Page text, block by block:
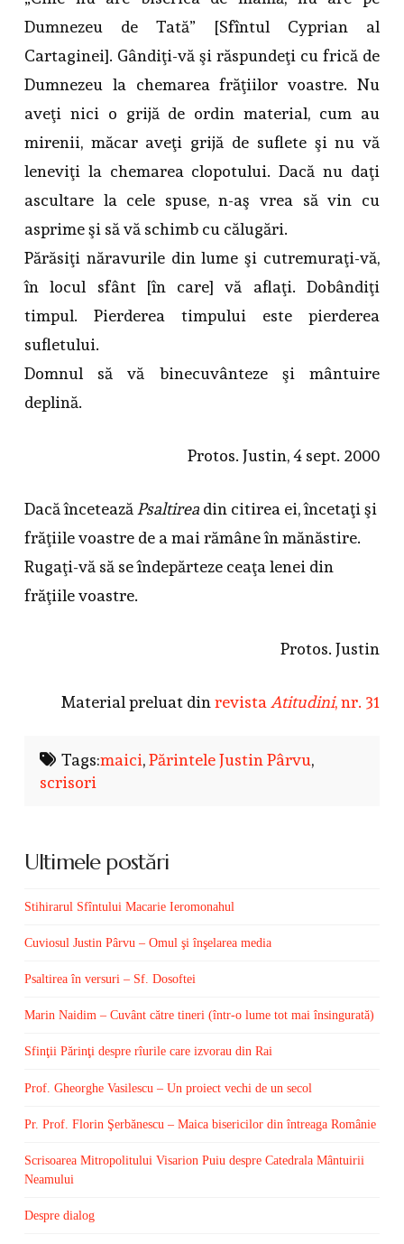
Dumnezeu de Tată” [Sfîntul Cyprian al
Cartaginei]. Gândiţi-vă şi răspundeţi cu frică de
Dumnezeu la chemarea frăţiilor voastre. Nu
aveţi nici o grijă de ordin material, cum au
mirenii, măcar aveţi grijă de suflete şi nu vă
leneviţi la chemarea clopotului. Dacă nu daţi
ascultare la cele spuse, n-aş vrea să vin cu
asprime şi să vă schimb cu călugări.
Părăsiţi năravurile din lume şi cutremuraţi-vă,
în locul sfânt [în care] vă aflaţi. Dobândiţi
timpul. Pierderea timpului este pierderea
sufletului.
Domnul să vă binecuvânteze şi mântuire
deplină.
Protos. Justin, 4 sept. 2000
Dacă încetează Psaltireadin citirea ei, încetaţi şi
frăţiile voastre de a mai rămâne în mănăstire.
Rugaţi-vă să se îndepărteze ceaţa lenei din
frăţiile voastre.
Protos. Justin
Material preluat dinrevista Atitudini, nr. 31
Tags:maici,Părintele Justin Pârvu,
scrisori
Ultimele postări
Stihirarul Sfîntului Macarie Ieromonahul
Cuviosul Justin Pârvu – Omul şi înşelarea media
Psaltirea în versuri – Sf. Dosoftei
Marin Naidim – Cuvânt către tineri (într-o lume tot mai însingurată)
Sfinţii Părinţi despre rîurile care izvorau din Rai
Prof. Gheorghe Vasilescu – Un proiect vechi de un secol
Pr. Prof. Florin Şerbănescu – Maica bisericilor din întreaga Românie
Scrisoarea Mitropolitului Visarion Puiu despre Catedrala Mântuirii
Neamului
Despre dialog